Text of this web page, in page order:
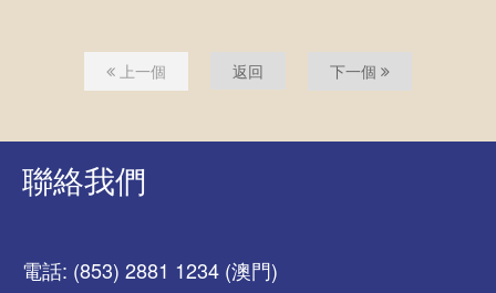
上一個 返回 下一個
聯絡我們
電話: (853) 2881 1234 (澳門)